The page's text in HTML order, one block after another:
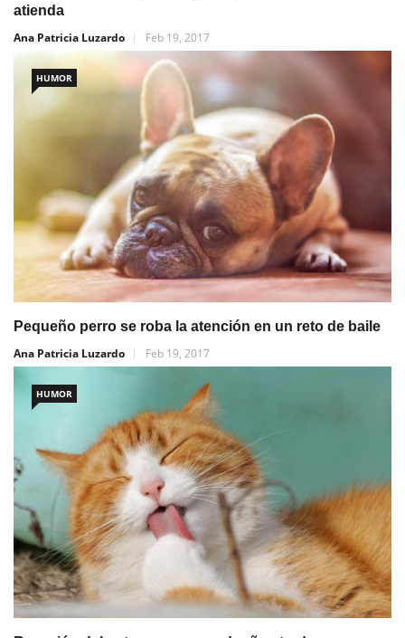
atienda
Ana Patricia Luzardo
Feb 19, 2017
HUMOR
Pequeño perro se roba la atención en un reto de baile
Ana Patricia Luzardo
Feb 19, 2017
HUMOR